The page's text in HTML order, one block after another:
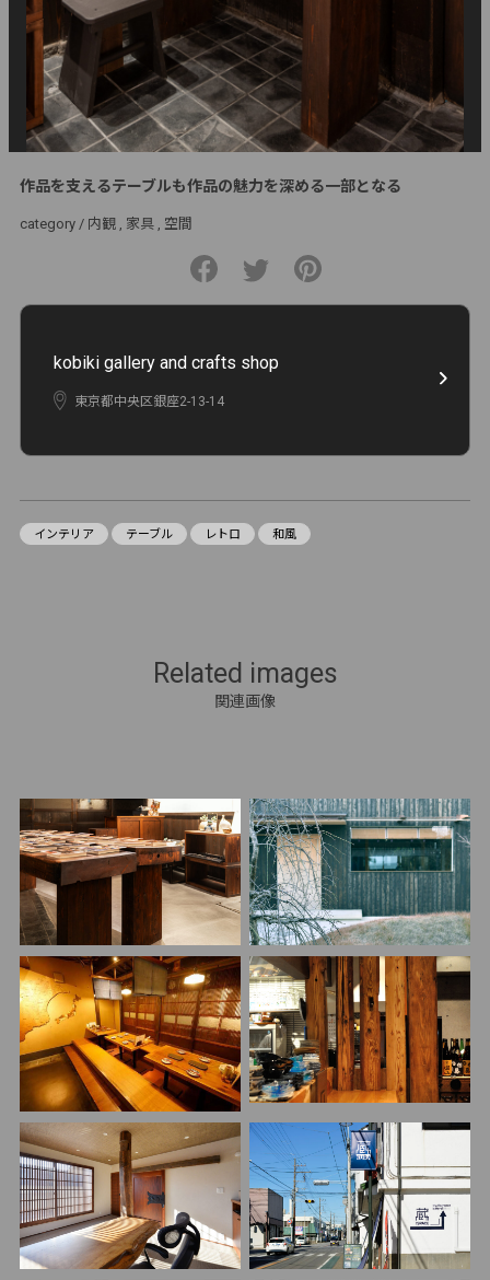
作品を支えるテーブルも作品の魅力を深める一部となる
category / 内観 家具 空間
kobiki gallery and crafts shop
東京都中央区銀座2-13-14
インテリア テーブル レトロ 和風
Related images
関連画像